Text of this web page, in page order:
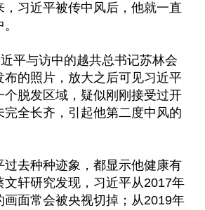
，习近平被传中风后，他就一直
平与访中的越共总书记苏林会
布的照片，放大之后可见习近平
个脱发区域，疑似刚刚接受过开
完全长齐，引起他第二度中风的
过去种种迹象，都显示他健康有
文轩研究发现，习近平从2017年
画面常会被央视切掉；从2019年